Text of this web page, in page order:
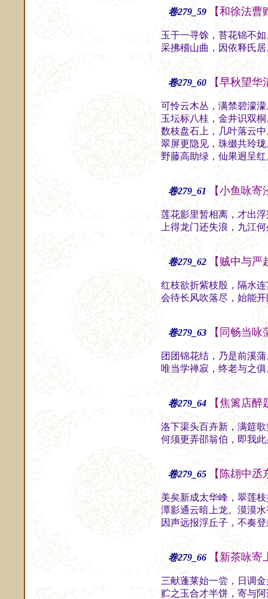
卷279_59 【和徐法
玉干一寻馀，苔花锦不
采拂稽山曲，因依释氏
卷279_60 【早秋望
可怜云木丛，满禁碧濛
玉坛标八桂，金井识双
数枝盘石上，几叶落云
翠屏更隐见，珠缀共玲
野藤高助绿，仙果迥呈
卷279_61 【小鱼咏
莲花影里暂相离，才出
上得龙门还失浪，九江
卷279_62 【贼中与
红枝欲折紫枝殷，隔水
会待长风吹落尽，始能
卷279_63 【同畅当咏
团团锦花结，乃是前溪
唯当学禅寂，终老与之俱
卷279_64 【焦篱店
洛下渠头百卉新，满筵
何须更弄邵翁伯，即我
卷279_65 【陈翃中
美矣新成太华峰，翠莲
潭影通云暗上龙。漠漠
因声远报浮丘子，不奏
卷279_66 【新茶咏
三献蓬莱始一尝，日调
贮之玉合才半饼，寄与